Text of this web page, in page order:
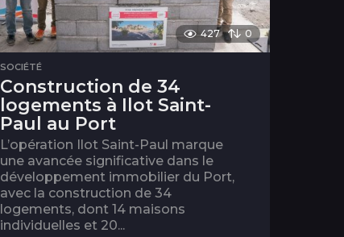
427 0
SOCIÉTÉ
Construction de 34
logements à Ilot Saint-
Paul au Port
L’opération Ilot Saint-Paul marque
une avancée significative dans le
développement immobilier du Port,
avec la construction de 34
logements, dont 14 maisons
individuelles et 20...